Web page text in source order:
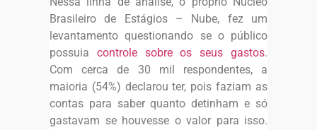
Brasileiro de Estágios – Nube, fez um
levantamento questionando se o público
possuia controle sobre os seus gastos.
Com cerca de 30 mil respondentes, a
maioria (54%) declarou ter, pois faziam as
contas para saber quanto detinham e só
gastavam se houvesse o valor para isso.